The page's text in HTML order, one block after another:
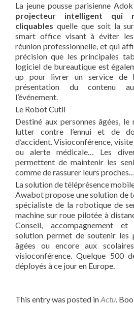
La jeune pousse parisienne
projecteur intelligent qui
cliquables quelle que soit la
smart office visant à éviter
réunion professionnelle, et qui
précision que les principales
logiciel de bureautique est
up pour livrer un service de
présentation du contenu
l’événement.
Le Robot Cutii
Destiné aux personnes âgées,
lutter contre l’ennui et de
d’accident. Visioconférence,
ou alerte médicale… Les
permettent de maintenir les
comme de rassurer leurs proches…
La solution de téléprésence
Awabot propose une solution de
spécialiste de la robotique de
machine sur roue pilotée à
Conseil, accompagnement
solution permet de soutenir les
âgées ou encore aux
visioconférence. Quelque 500
déployés à ce jour en Europe.
This entry was posted inActu.